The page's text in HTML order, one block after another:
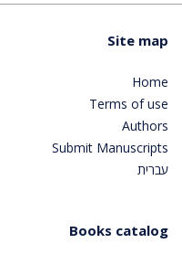
Site map
Home
Terms of use
Authors
Submit Manuscripts
עברית
Books catalog